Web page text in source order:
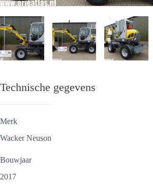
Technische gegevens
Merk
Wacker Neuson
Bouwjaar
2017